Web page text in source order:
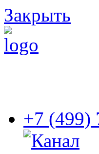
Закрыть
+7 (499)